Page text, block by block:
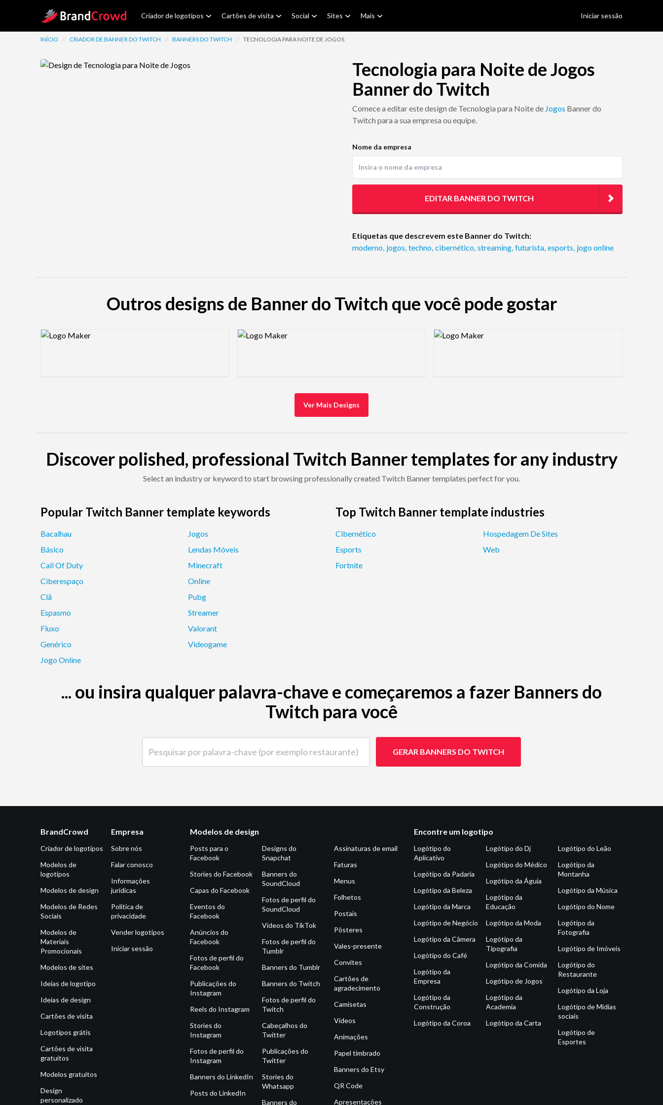
Site Logo Criador de logotipos Cartões de visita Social Sites Mais Iniciar sessão
INÍCIO // CRIADOR DE BANNER DO TWITCH // BANNERS DO TWITCH // TECNOLOGIA PARA NOITE DE JOGOS
Tecnologia para Noite de Jogos
Banner do Twitch
Comece a editar este design de Tecnologia para Noite de Jogos Banner do
Twitch para a sua empresa ou equipe.
Nome da empresa
EDITAR BANNER DO TWITCH
Etiquetas que descrevem este Banner do Twitch:
moderno, jogos, techno, cibernético, streaming, futurista, esports, jogo online
Outros designs de Banner do Twitch que você pode gostar
Design preview image Design preview image Design preview image
Ver Mais Designs
Discover polished, professional Twitch Banner templates for any industry
Select an industry or keyword to start browsing professionally created Twitch Banner templates perfect for you.
Popular Twitch Banner template keywords
Bacalhau
Básico
Call Of Duty
Ciberespaço
Clã
Espasmo
Fluxo
Genérico
Jogo Online
Jogos
Lendas Móveis
Minecraft
Online
Pubg
Streamer
Valorant
Videogame
Top Twitch Banner template industries
Cibernético
Esports
Fortnite
Hospedagem De Sites
Web
... ou insira qualquer palavra-chave e começaremos a fazer Banners do
Twitch para você
GERAR BANNERS DO TWITCH
BrandCrowd
Criador de logotipos
Modelos de
logotipos
Modelos de design
Modelos de Redes
Sociais
Modelos de
Materiais
Promocionais
Modelos de sites
Ideias de logotipo
Ideias de design
Cartões de visita
Logotipos grátis
Cartões de visita
gratuitos
Modelos gratuitos
Design
personalizado
Empresa
Sobre nós
Falar conosco
Informações
jurídicas
Política de
privacidade
Vender logotipos
Iniciar sessão
Modelos de design
Posts para o
Facebook
Stories do Facebook
Capas do Facebook
Eventos do
Facebook
Anúncios do
Facebook
Fotos de perfil do
Facebook
Publicações do
Instagram
Reels do Instagram
Stories do
Instagram
Fotos de perfil do
Instagram
Banners do LinkedIn
Posts do LinkedIn
Designs do
Snapchat
Banners do
SoundCloud
Fotos de perfil do
SoundCloud
Vídeos do TikTok
Fotos de perfil do
Tumblr
Banners do Tumblr
Banners do Twitch
Fotos de perfil do
Twitch
Cabeçalhos do
Twitter
Publicações do
Twitter
Stories do
Whatsapp
Banners do
Assinaturas de email
Faturas
Menus
Folhetos
Postais
Pôsteres
Vales-presente
Convites
Cartões de
agradecimento
Camisetas
Vídeos
Animações
Papel timbrado
Banners do Etsy
QR Code
Apresentações
Encontre um logotipo
Logótipo do
Aplicativo
Logótipo da Padaria
Logótipo da Beleza
Logótipo da Marca
Logótipo de Negócio
Logótipo da Câmera
Logótipo do Café
Logótipo da
Empresa
Logótipo da
Construção
Logótipo da Coroa
Logótipo do Dj
Logótipo do Médico
Logótipo da Águia
Logótipo da
Educação
Logótipo da Moda
Logótipo da
Tipografia
Logótipo da Comida
Logótipo de Jogos
Logótipo da
Academia
Logótipo da Carta
Logótipo do Leão
Logótipo da
Montanha
Logótipo da Música
Logótipo do Nome
Logótipo da
Fotografia
Logótipo de Imóveis
Logótipo do
Restaurante
Logótipo da Loja
Logótipo de Mídias
sociais
Logótipo de
Esportes